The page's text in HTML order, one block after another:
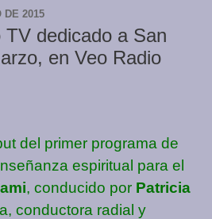
DE 2015
TV dedicado a San
en Veo Radio
del primer programa de
espiritual para el
, conducido por Patricia
conductora radial y